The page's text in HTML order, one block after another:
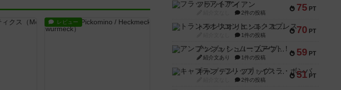
レビュー
75 PT
フラットアイアン
2件の投稿
70 PT
トランスオリエント・エクスプレス
1件の投稿
59 PT
アンブッシュ！：ムーブアウト！
紹介文あり 1件の投稿
51 PT
キャプテン・フリップ：イスラ・ボンバ
2件の投稿